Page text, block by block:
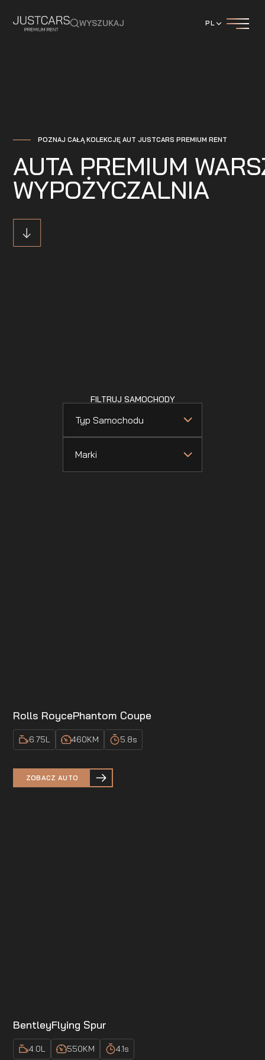
WYSZUKAJ PL
POZNAJ CAŁĄ KOLEKCJĘ AUT JUSTCARS PREMIUM RENT
AUTA PREMIUM
WYPOŻYCZALNIA
FILTRUJ SAMOCHODY
Typ Samochodu
Marki
Rolls RoycePhantom Coupe
6.75L 460KM 5.8s
ZOBACZ AUTO
BentleyFlying Spur
4.0L 550KM 4.1s